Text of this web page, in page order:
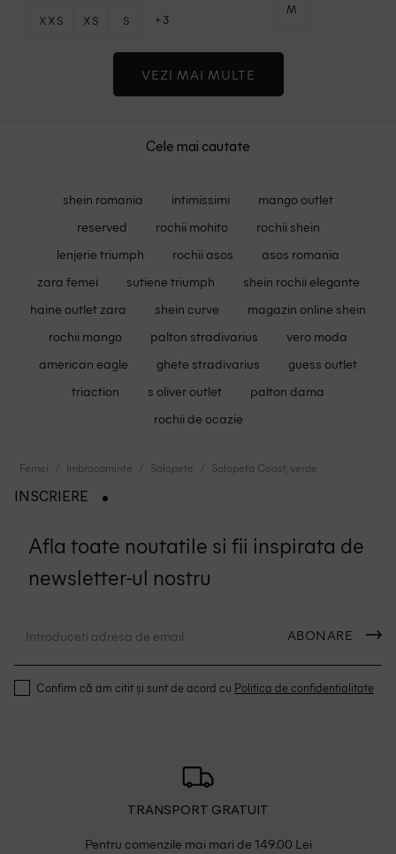
XXS XS S +3
M
VEZI MAI MULTE
Cele mai cautate
shein romania intimissimi
mango outlet
reserved
rochii mohito
rochii shein
lenjerie triumph
rochii asos
asos romania
zara femei
sutiene triumph
shein rochii elegante
haine outlet zara
shein curve
magazin online shein
rochii mango
palton stradivarius
vero moda
american eagle
ghete stradivarius
guess outlet
triaction
s oliver outlet
palton dama
rochii de ocazie
Femei Imbracaminte Salopete Salopeta Coast, verde
INSCRIERE
Afla toate noutatile si fii inspirata de
newsletter-ul nostru
ABONARE
Confirm că am citit și sunt de acord cu Politica de confidentialitate
TRANSPORT GRATUIT
Pentru comenzile mai mari de 149.00 Lei